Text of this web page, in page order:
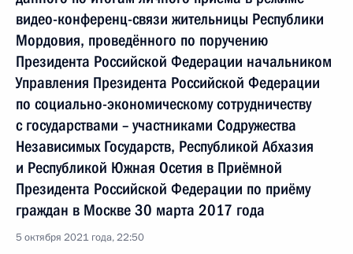
видео-конференц-связи жительницы Республики
Мордовия, проведённого по поручению
Президента Российской Федерации начальником
Управления Президента Российской Федерации
по социально-экономическому сотрудничеству
с государствами – участниками Содружества
Независимых Государств, Республикой Абхазия
и Республикой Южная Осетия в Приёмной
Президента Российской Федерации по приёму
граждан в Москве 30 марта 2017 года
5 октября 2021 года, 22:50